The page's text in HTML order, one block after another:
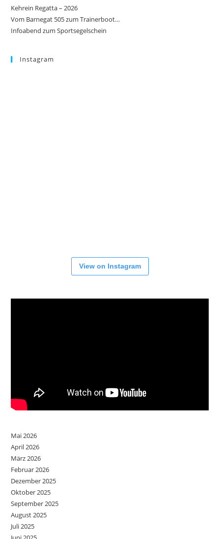
Kehrein Regatta – 2026
Vom Barnegat 505 zum Trainerboot…
Infoabend zum Sportsegelschein
Instagram
View on Instagram
Mai 2026
April 2026
März 2026
Februar 2026
Dezember 2025
Oktober 2025
September 2025
August 2025
Juli 2025